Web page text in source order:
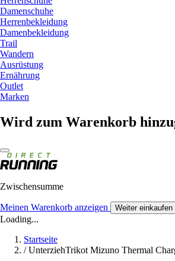
Damenschuhe
Herrenbekleidung
Damenbekleidung
Trail
Wandern
Ausrüstung
Ernährung
Outlet
Marken
Wird zum Warenkorb
Zwischensumme
Meinen Warenkorb anzeigen Weiter einkaufen
Loading...
Startseite
/ UnterziehTrikot Mizuno Thermal